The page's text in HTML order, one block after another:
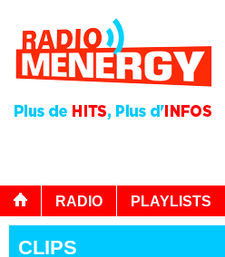
RADIO PLAYLISTS
CLIPS